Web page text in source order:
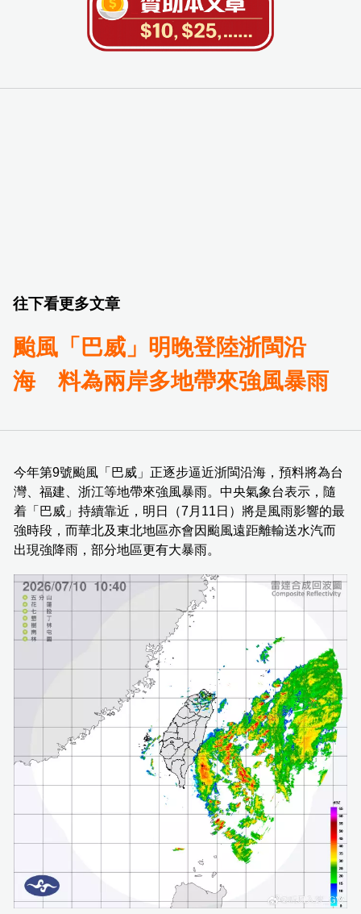
往下看更多文章
颱風「巴威」明晚登陸浙閩沿
海 料為兩岸多地帶來強風暴雨
今年第9號颱風「巴威」正逐步逼近浙閩沿海，預料將為台
灣、福建、浙江等地帶來強風暴雨。中央氣象台表示，隨
着「巴威」持續靠近，明日（7月11日）將是風雨影響的最
強時段，而華北及東北地區亦會因颱風遠距離輸送水汽而
出現強降雨，部分地區更有大暴雨。